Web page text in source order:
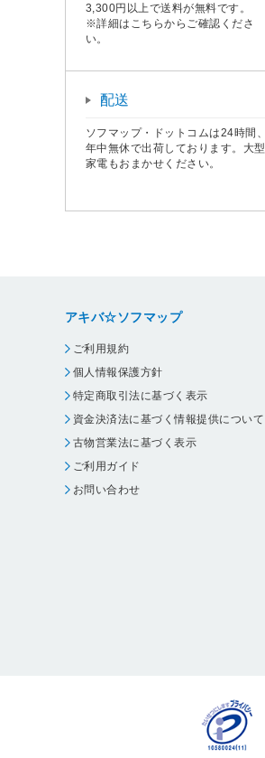
3,300円以上で送料が無料です。
※詳細はこちらからご確認くださ
い。
配送
ソフマップ・ドットコムは24時間、
年中無休で出荷しております。大型
家電もおまかせください。
アキバ☆ソフマップ
ご利用規約
個人情報保護方針
特定商取引法に基づく表示
資金決済法に基づく情報提供について
古物営業法に基づく表示
ご利用ガイド
お問い合わせ